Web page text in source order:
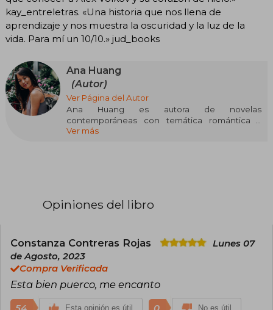
kay_entreletras. «Una historia que nos llena de
aprendizaje y nos muestra la oscuridad y la luz de la
vida. Para mí un 10/10.» jud_books
Ana Huang
(Autor)
Ver Página del Autor
Ana Huang es autora de novelas
contemporáneas con temática romántica y
erótica. Sus historias pueden ser
mantiene varias relaciones simultáneas con
Ver más
Opiniones del libro
Constanza Contreras Rojas
Lunes 07
de Agosto, 2023
Compra Verificada
Esta bien puerco, me encanto
Esta opinión es útil No es útil